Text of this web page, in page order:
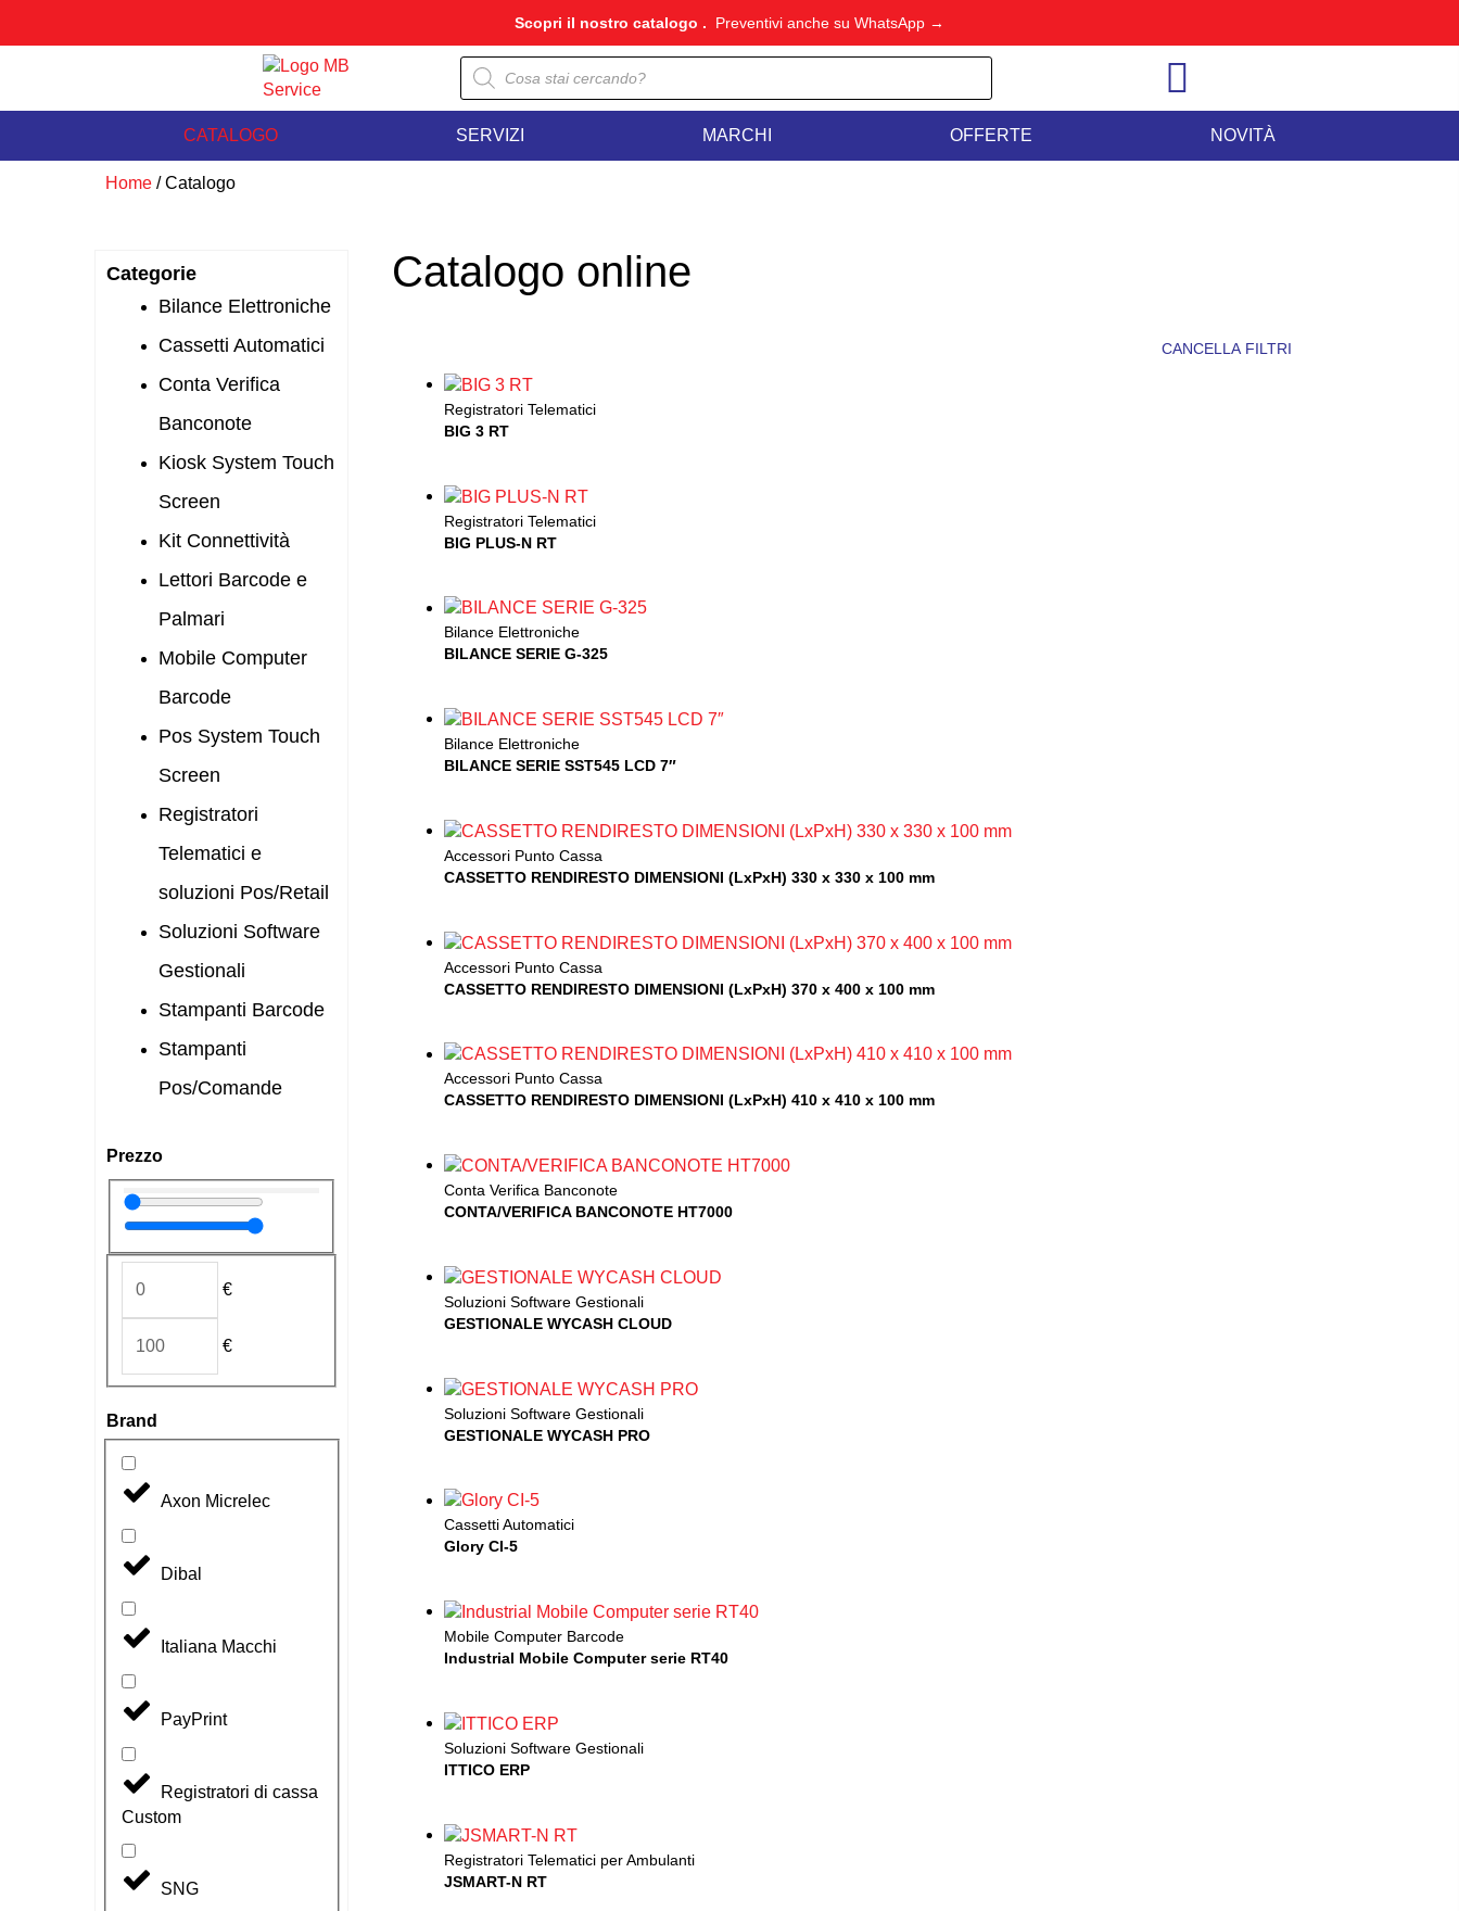
Scopri il nostro catalogo . Preventivi anche su WhatsApp →
Products
search
CATALOGO SERVIZI MARCHI OFFERTE NOVITÀ
Home / Catalogo
Categorie
Bilance Elettroniche
Cassetti Automatici
Conta Verifica
Banconote
Kiosk System Touch
Screen
Kit Connettività
Lettori Barcode e
Palmari
Mobile Computer
Barcode
Pos System Touch
Screen
Registratori
Telematici e
soluzioni Pos/Retail
Soluzioni Software
Gestionali
Stampanti Barcode
Stampanti
Pos/Comande
Prezzo
€
€
Brand
Axon Micrelec
Dibal
Italiana Macchi
PayPrint
Registratori di cassa
Custom
SNG
Catalogo online
CANCELLA FILTRI
Registratori Telematici
BIG 3 RT
Registratori Telematici
BIG PLUS-N RT
Bilance Elettroniche
BILANCE SERIE G-325
Bilance Elettroniche
BILANCE SERIE SST545 LCD 7″
Accessori Punto Cassa
CASSETTO RENDIRESTO DIMENSIONI (LxPxH) 330 x 330 x 100 mm
Accessori Punto Cassa
CASSETTO RENDIRESTO DIMENSIONI (LxPxH) 370 x 400 x 100 mm
Accessori Punto Cassa
CASSETTO RENDIRESTO DIMENSIONI (LxPxH) 410 x 410 x 100 mm
Conta Verifica Banconote
CONTA/VERIFICA BANCONOTE HT7000
Soluzioni Software Gestionali
GESTIONALE WYCASH CLOUD
Soluzioni Software Gestionali
GESTIONALE WYCASH PRO
Cassetti Automatici
Glory CI-5
Mobile Computer Barcode
Industrial Mobile Computer serie RT40
Soluzioni Software Gestionali
ITTICO ERP
Registratori Telematici per Ambulanti
JSMART-N RT